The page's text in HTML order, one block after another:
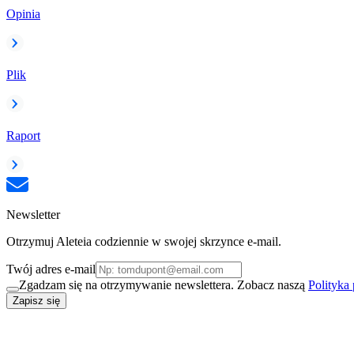
Opinia
Plik
Raport
Newsletter
Otrzymuj Aleteia codziennie w swojej skrzynce e-mail.
Twój adres e-mail
Zgadzam się na otrzymywanie newslettera. Zobacz naszą Polityka
Zapisz się